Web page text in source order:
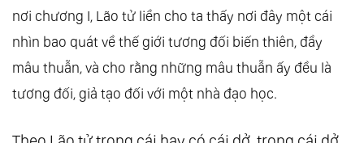
84.Đạo Đức Kinh: Chương 80. Độc Lập
85.Đạo Đức Kinh: Chương 81. Hiển Chất
86.Đạo Đức Kinh: Sách Tham Khảo Chính
87. Đạo Đức Kinh Lão Tử Pdf
nơi chương I, Lão tử liền cho ta thấy nơi đây một cái
nhìn bao quát về thế giới tương đối biến thiên, đầy
mâu thuẫn, và cho rằng những mâu thuẫn ấy đều là
tương đối, giả tạo đối với một nhà đạo học.